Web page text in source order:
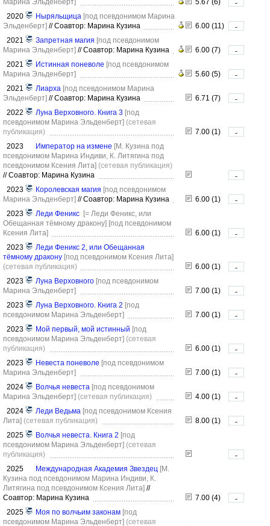
Марина Эльденберт] 5.67 (6)
-
2020
Ныряльщица [под псевдонимом Марина
Эльденберт] //Соавтор: Марина Кузина 6.00 (11)
-
2021
Запретная магия [под псевдонимом
Марина Эльденберт] //Соавтор: Марина Кузина 6.00 (7)
-
2021
Истинная поневоле [под псевдонимом
Марина Эльденберт]
5.60 (5)
-
2021
Лиарха [под псевдонимом Марина
Эльденберт] //Соавтор: Марина Кузина 6.71 (7)
-
2022
Луна Верховного. Книга 3 [под
псевдонимом Марина Эльденберт] (сетевая
публикация)
7.00 (1)
-
2023
Император на измене [М. Кузина под
псевдонимом Марина Индиви, К. Литягина под
псевдонимом Ксения Лита] (сетевая публикация)
//Соавтор: Марина Кузина
-
2023
Королевская магия [под псевдонимом
Марина Эльденберт] //Соавтор: Марина Кузина 6.00 (1)
-
2023
Леди Феникс [= Леди Феникс, или
Обещанная тёмному дракону] [под псевдонимом
Ксения Лита]
6.00 (1)
-
2023
Леди Феникс 2, или Обещанная
тёмному дракону [под псевдонимом Ксения Лита]
(сетевая публикация)
6.00 (1)
-
2023
Луна Верховного [под псевдонимом
Марина Эльденберт]
7.00 (1)
-
2023
Луна Верховного. Книга 2 [под
псевдонимом Марина Эльденберт]
7.00 (1)
-
2023
Мой первый, мой истинный [под
псевдонимом Марина Эльденберт] (сетевая
публикация)
6.00 (1)
-
2023
Невеста поневоле [под псевдонимом
Марина Эльденберт]
7.00 (1)
-
2024
Волчья невеста [под псевдонимом
Марина Эльденберт] (сетевая публикация) 4.00 (1)
-
2024
Леди Ведьма [под псевдонимом Ксения
Лита] (сетевая публикация) 8.00 (1)
-
2025
Волчья невеста. Книга 2 [под
псевдонимом Марина Эльденберт] (сетевая
публикация)
-
2025
Международная Академия Звездец [М.
Кузина под псевдонимом Марина Индиви, К.
Литягина под псевдонимом Ксения Лита] //
Соавтор: Марина Кузина
7.00 (4)
-
2025
Моя по волчьим законам [под
псевдонимом Марина Эльденберт] (сетевая